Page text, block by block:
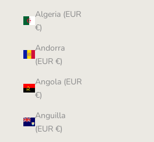
Algeria (EUR
€)
Andorra
(EUR €)
Angola (EUR
€)
Anguilla
(EUR €)